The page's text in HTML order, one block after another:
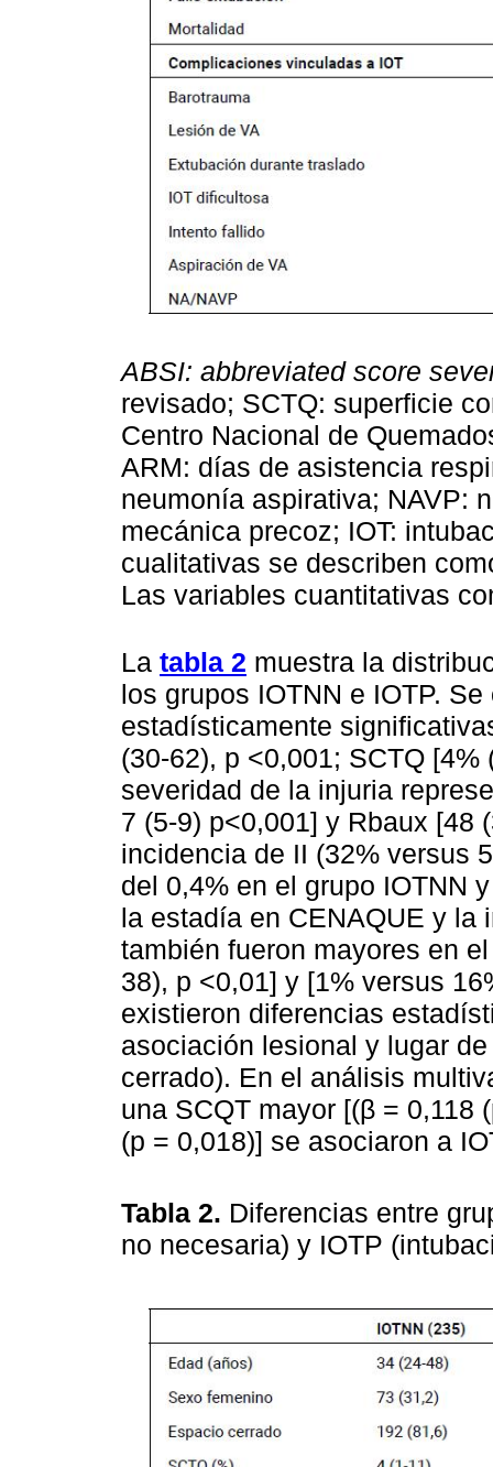
ABSI: abbreviated score
revisado; SCTQ: superficie
Centro Nacional de
ARM: días de asistencia
neumonía aspirativa; NAVP:
mecánica precoz; IOT:
cualitativas se describen
Las variables cuantitativas
La tabla 2 muestra la
los grupos IOTNN e IOTP.
estadísticamente
(30-62), p <0,001; SCTQ
severidad de la injuria
7 (5-9) p<0,001] y Rbaux [48
incidencia de II (32% versus
del 0,4% en el grupo IOTNN
la estadía en CENAQUE y la
también fueron mayores en
38), p <0,01] y [1% versus
existieron diferencias
asociación lesional y lugar
cerrado). En el análisis
una SCQT mayor [(β = 0,118
(p = 0,018)] se asociaron a
Tabla 2. Diferencias entre
no necesaria) y IOTP